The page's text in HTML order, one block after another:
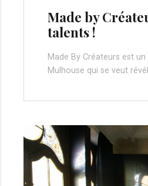
Made by
talents !
Made By Créateurs est
Mulhouse qui se veut